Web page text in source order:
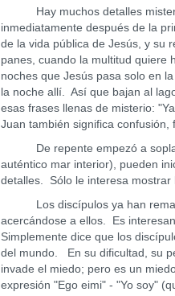
Hay muchos detalles
inmediatamente después de la
de la vida pública de Jesús, y su
panes, cuando la multitud quiere
noches que Jesús pasa solo en
la noche allí. Así que bajan al
esas frases llenas de misterio:
Juan también significa
De repente empezó a soplar
auténtico mar interior), pueden
detalles. Sólo le interesa mostrar
Los discípulos ya han remado
acercándose a ellos. Es
Simplemente dice que los
del mundo. En su dificultad, su
invade el miedo; pero es un
expresión "Ego eimi" - "Yo soy"